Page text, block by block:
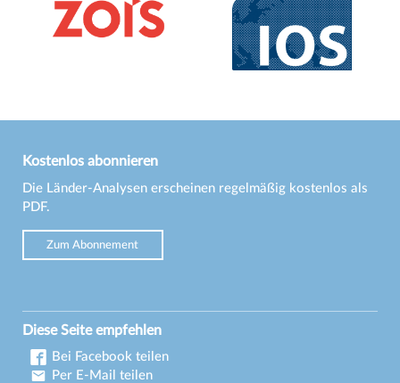
Kostenlos abonnieren
Die Länder-Analysen erscheinen regelmäßig kostenlos als
PDF.
Zum Abonnement
Diese Seite empfehlen
Bei Facebook teilen
Per E-Mail teilen